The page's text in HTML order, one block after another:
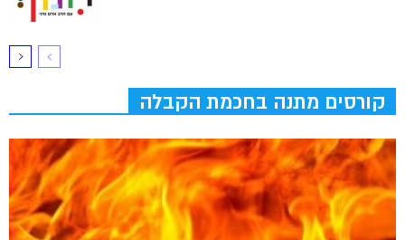
קורסים מתנה בחכמת הקבלה